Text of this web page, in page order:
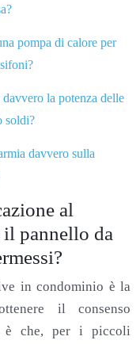
pompa di calore per
la potenza delle
soldi?
davvero sulla
al
pannello da
in condominio è la
il consenso
è che, per i piccoli